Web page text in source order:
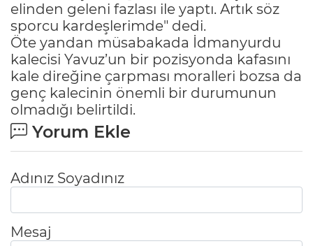
elinden geleni fazlası ile yaptı. Artık söz
sporcu kardeşlerimde" dedi.
Öte yandan müsabakada İdmanyurdu
kalecisi Yavuz’un bir pozisyonda kafasını
kale direğine çarpması moralleri bozsa da
genç kalecinin önemli bir durumunun
olmadığı belirtildi.
Yorum Ekle
Adınız Soyadınız
Mesaj